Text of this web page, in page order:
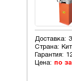
Доставка:
Страна:
Гарантия:
Цена: по